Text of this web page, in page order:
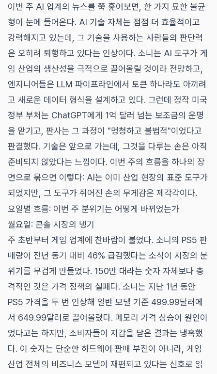
이번 주 AI 업계의 뉴스를 쭉 훑어보면, 한 가지 묘한 불균
형이 눈에 들어온다. AI 기술 자체는 점점 더 효율적이고
강력해지고 있는데, 그 기술을 사용하는 사람들의 판단력
은 오히려 퇴행하고 있다는 인상이다. 소니는 AI 도구가 게
임 산업의 생산성을 극적으로 끌어올릴 것이라 전망하고,
엔지니어들은 LLM 파이프라인에서 토큰 하나라도 아끼려
고 새로운 데이터 형식을 설계하고 있다. 그런데 정작 미국
정부 부처는 ChatGPT에게 1억 달러 넘는 보조금의 운명
을 맡기고, 판사는 그 과정이 "멍청하고 불법적"이었다고
판결했다. 기술은 앞으로 가는데, 그것을 다루는 손은 아직
준비되지 않았다는 느낌이다. 이번 주의 흐름을 하나의 장
면으로 묶으면 이렇다: AI는 이미 산업 현장의 표준 도구가
되었지만, 그 도구가 쥐어진 손의 무게감은 제각각이다.
요일별 흐름: 이번 주 분위기는 어떻게 바뀌었는가
월요일: 콘솔 시장의 냉기
주 초반부터 게임 업계에 찬바람이 불었다. 소니의 PS5 판
매량이 전년 동기 대비 46% 급감했다는 소식이 시장의 분
위기를 무겁게 만들었다. 150만 대라는 숫자 자체보다 충
격적인 것은 가격 정책의 실패다. 소니는 지난 1년 동안
PS5 가격을 두 번 인상해 일반 모델 기준 499.99달러에
서 649.99달러로 끌어올렸다. 메모리 가격 상승이 원인이
었다고는 하지만, 소비자들이 지갑을 닫은 결과는 냉혹했
다. 이 숫자는 단순한 하드웨어 판매 부진이 아니라, 게임
산업 전체의 비즈니스 모델이 재편되고 있다는 신호로 읽